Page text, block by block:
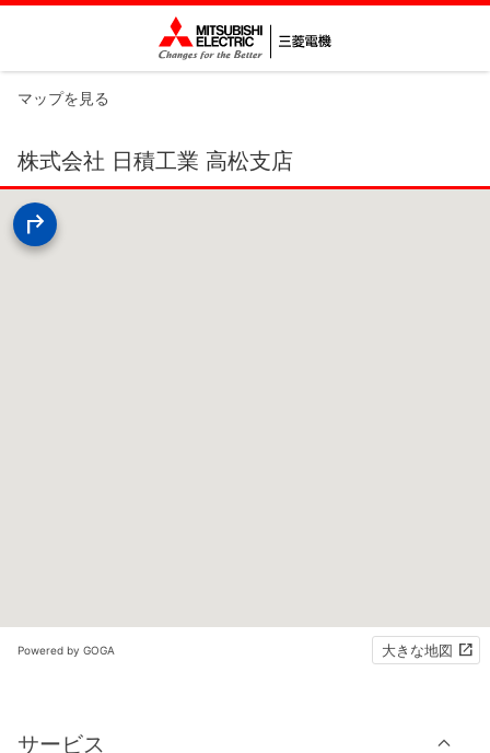
マップを見る
株式会社 日積工業 高松支店
Powered by GOGA 大きな地図
サービス